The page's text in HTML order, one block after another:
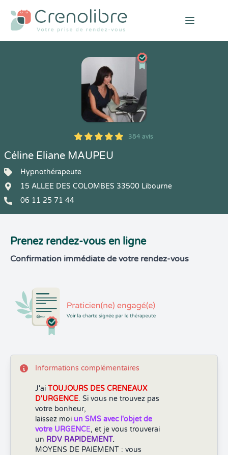
Open
5
1
5
384 384 avis
Céline Eliane MAUPEU
Hypnothérapeute
15 ALLEE DES COLOMBES 33500 Libourne
06 11 25 71 44
Prenez rendez-vous en ligne
Confirmation immédiate de votre rendez-vous
Informations complémentaires
J'ai TOUJOURS DES CRENEAUX
D'URGENCE. Si vous ne trouvez pas
votre bonheur,
laissez moi un SMS avec l'objet de
votre URGENCE, et je vous trouverai
un RDV RAPIDEMENT.
MOYENS DE PAIEMENT : vous